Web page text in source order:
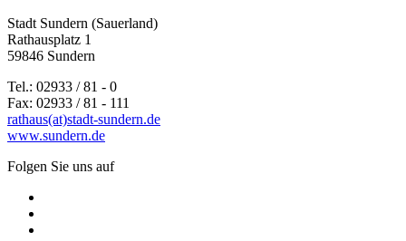
Stadt Sundern (Sauerland)
Rathausplatz 1
59846 Sundern
Tel.: 02933 / 81 - 0
Fax: 02933 / 81 - 111
rathaus(at)stadt-sundern.de
www.sundern.de
Folgen Sie uns auf